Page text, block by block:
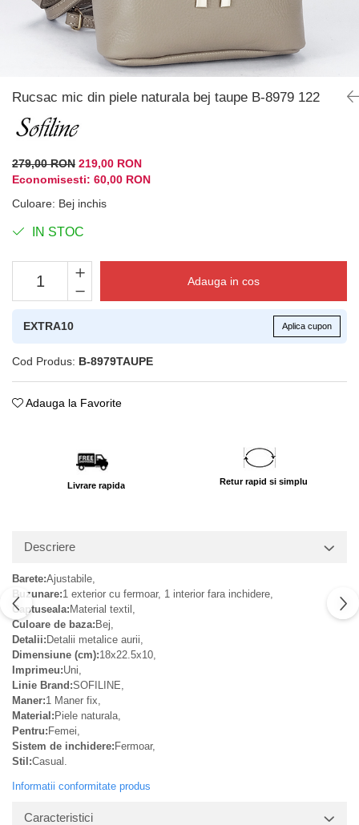
Rucsac mic din piele naturala bej taupe B-8979 122
279,00 RON 219,00 RON
Economisesti: 60,00 RON
Culoare: Bej inchis
IN STOC
Adauga in cos
EXTRA10 Aplica cupon
Cod Produs: B-8979TAUPE
Adauga la Favorite
Livrare rapida Retur rapid si simplu
Descriere
Barete:Ajustabile,
Buzunare:1 exterior cu fermoar, 1 interior fara inchidere,
Captuseala:Material textil,
Culoare de baza:Bej,
Detalii:Detalii metalice aurii,
Dimensiune (cm):18x22.5x10,
Imprimeu:Uni,
Linie Brand:SOFILINE,
Maner:1 Maner fix,
Material:Piele naturala,
Pentru:Femei,
Sistem de inchidere:Fermoar,
Stil:Casual.
Informatii conformitate produs
Caracteristici